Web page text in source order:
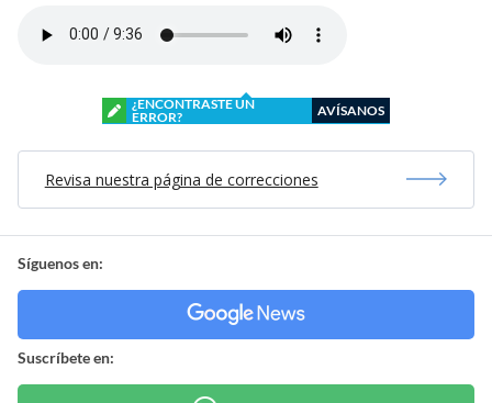
¿ENCONTRASTE UN
ERROR?
AVÍSANOS
Revisa nuestra página de correcciones
Síguenos en:
Suscríbete en: